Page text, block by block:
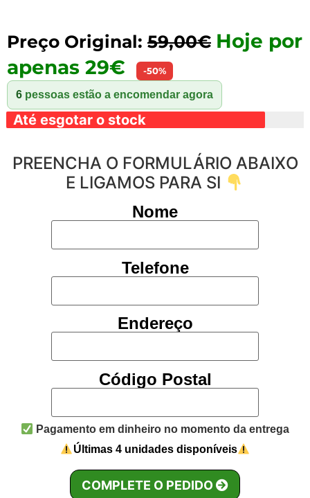
Preço Original: 59,00€ Hoje por
apenas 29€
-50%
6 pessoas estão a encomendar agora
Até esgotar o stock
PREENCHA O FORMULÁRIO ABAIXO
E LIGAMOS PARA SI
Nome
Telefone
Endereço
Código Postal
Pagamento em dinheiro no momento da entrega
Últimas 4 unidades disponíveis
COMPLETE O PEDIDO